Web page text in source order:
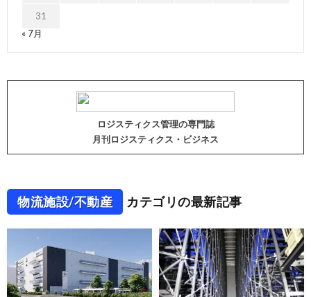
31
« 7月
ロジスティクス管理の専門誌
月刊ロジスティクス・ビジネス
物流施設/不動産 カテゴリの最新記事